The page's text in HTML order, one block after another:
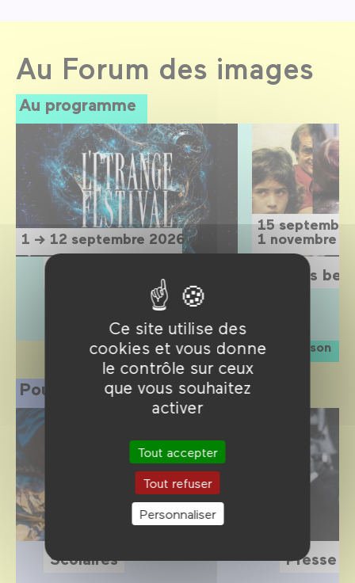
Ce site utilise des
cookies et vous donne
le contrôle sur ceux
que vous souhaitez
activer
Tout accepter
Tout refuser
Personnaliser
Au Forum des images
Au programme
La saison
1 → 12 septembre 2026
L'Étrange Festival 2026
15
1 novembre
Sois
Pour les professionnels
Scolaires Presse